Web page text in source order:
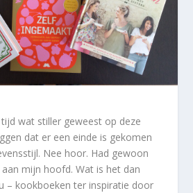
wat stiller geweest op deze
dat er een einde is gekomen
Nee hoor. Had gewoon
mijn hoofd. Wat is het dan
– kookboeken ter inspiratie door